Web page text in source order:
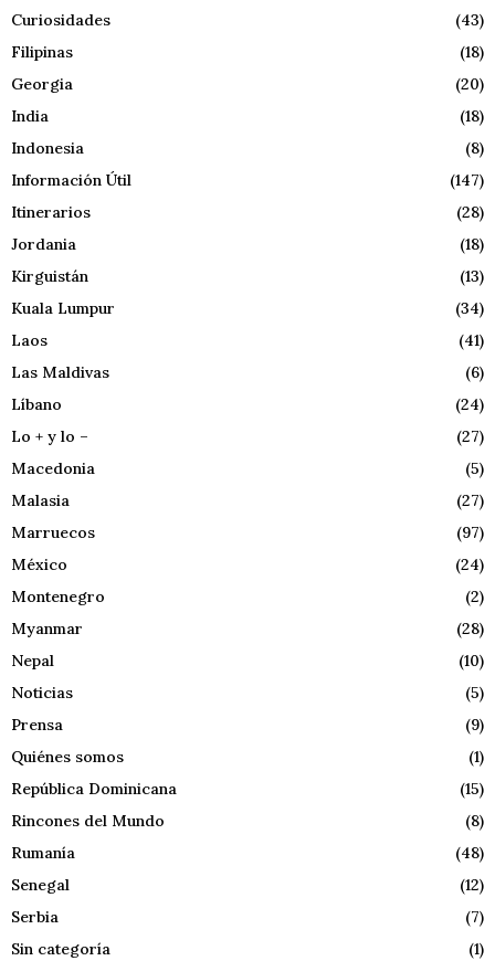
Curiosidades
(43)
Filipinas
(18)
Georgia
(20)
India
(18)
Indonesia
(8)
Información Útil
(147)
Itinerarios
(28)
Jordania
(18)
Kirguistán
(13)
Kuala Lumpur
(34)
Laos
(41)
Las Maldivas
(6)
Líbano
(24)
Lo + y lo –
(27)
Macedonia
(5)
Malasia
(27)
Marruecos
(97)
México
(24)
Montenegro
(2)
Myanmar
(28)
Nepal
(10)
Noticias
(5)
Prensa
(9)
Quiénes somos
(1)
República Dominicana
(15)
Rincones del Mundo
(8)
Rumanía
(48)
Senegal
(12)
Serbia
(7)
Sin categoría
(1)